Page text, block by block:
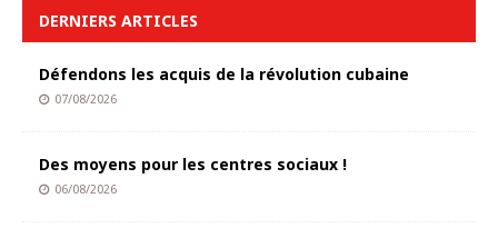
DERNIERS ARTICLES
Défendons les acquis de la révolution cubaine
07/08/2026
Des moyens pour les centres sociaux !
06/08/2026